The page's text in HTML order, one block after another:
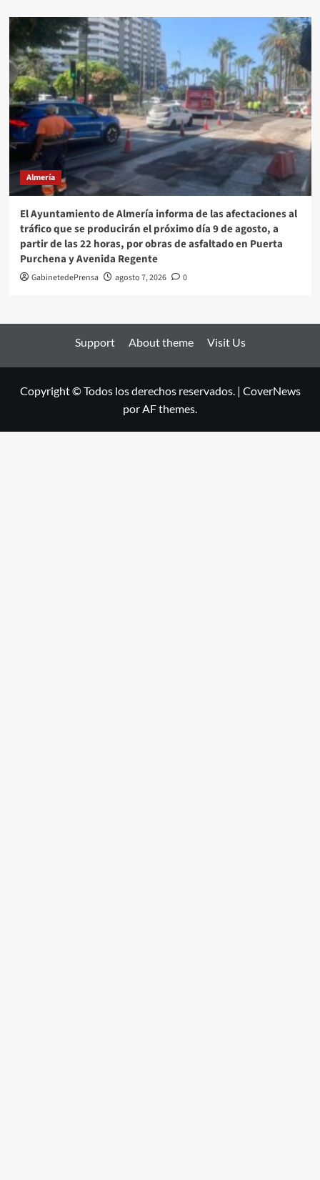
Almería
El Ayuntamiento de Almería informa de las afectaciones al
tráfico que se producirán el próximo día 9 de agosto, a
partir de las 22 horas, por obras de asfaltado en Puerta
Purchena y Avenida Regente
GabinetedePrensa agosto 7, 2026 0
Support About theme Visit Us
Copyright © Todos los derechos reservados. | CoverNews
por AF themes.